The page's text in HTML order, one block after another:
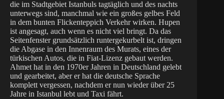
die im Stadtgebiet Istanbuls tagtäglich und des nachts
unterwegs sind, manchmal wie ein großes gelbes Feld
in dem bunten Flickenteppich Verkehr wirken. Hupen
ist angesagt, auch wenn es nicht viel bringt. Da das
Seitenfenster grundsätzlich runtergekurbelt ist, dringen
die Abgase in den Innenraum des Murats, eines der
türkischen Autos, die in Fiat-Lizenz gebaut werden.
Ahmet hat in den 1970er Jahren in Deutschland gelebt
und gearbeitet, aber er hat die deutsche Sprache
komplett vergessen, nachdem er nun wieder über 25
Jahre in Istanbul lebt und Taxi fährt.